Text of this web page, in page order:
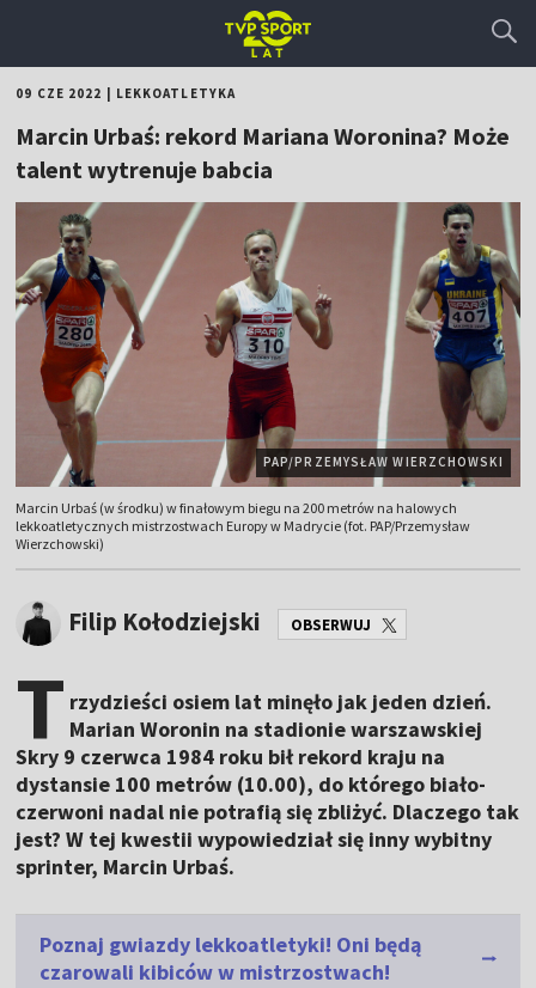
09 CZE 2022 LEKKOATLETYKA
Marcin Urbaś: rekord Mariana Woronina? Może
talent wytrenuje babcia
PAP/PRZEMYSŁAW WIERZCHOWSKI
Marcin Urbaś (w środku) w finałowym biegu na 200 metrów na halowych
lekkoatletycznych mistrzostwach Europy w Madrycie (fot. PAP/Przemysław
Wierzchowski)
Filip Kołodziejski OBSERWUJ
T rzydzieści osiem lat minęło jak jeden dzień.
Marian Woronin na stadionie warszawskiej
Skry 9 czerwca 1984 roku bił rekord kraju na
dystansie 100 metrów (10.00), do którego biało-
czerwoni nadal nie potrafią się zbliżyć. Dlaczego tak
jest? W tej kwestii wypowiedział się inny wybitny
sprinter, Marcin Urbaś.
Poznaj gwiazdy lekkoatletyki! Oni będą
czarowali kibiców w mistrzostwach!